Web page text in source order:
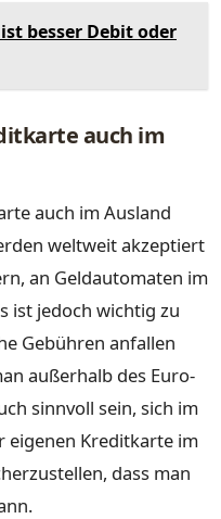
besser Debit oder
auch im
auch im Ausland
weltweit akzeptiert
an Geldautomaten im
ist jedoch wichtig zu
Gebühren anfallen
außerhalb des Euro-
sinnvoll sein, sich im
eigenen Kreditkarte im
dass man